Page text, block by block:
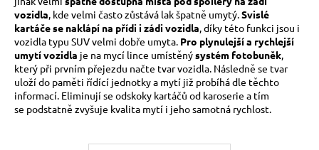
vozidla , kde velmi častozůstává lak špatně umytý Svislé
kartáče se naklápí na přídi i zádi vozidla , díky této funkci jsou i
vozidla typu SUV velmi dobře umyta. Pro plynulejší a rychlejší
umytí vozidla je na mycí lince umístěnýsystém fotobuněk
který při prvním přejezdu načte tvar vozidla. Následně se tvar
uloží do paměti řídící jednotky a mytí již probíhá dle těchto
informací. Eliminují se odskoky kartáčů od karoserie a tím
se podstatně zvyšuje kvalita mytí i jeho samotná rychlost.
e
n
a
j
í
t
?